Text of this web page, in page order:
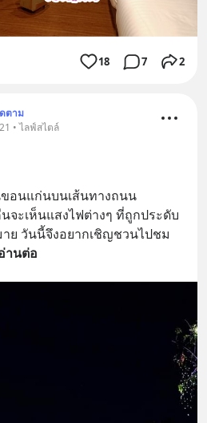
18 7 2
ตาม
• ไลฟ์สไตล์
อนแก่นบนเส้นทางถนน
ะเห็นแสงไฟต่างๆ ที่ถูกประดับ
ย วันนี้จึงอยากเชิญชวนไปชม
านต่อ